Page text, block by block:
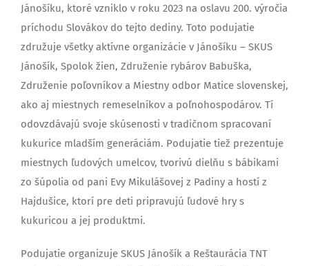
Jánošíku, ktoré vzniklo v roku 2023 na oslavu 200. výročia
príchodu Slovákov do tejto dediny. Toto podujatie
združuje všetky aktívne organizácie v Jánošíku – SKUS
Jánošík, Spolok žien, Združenie rybárov Babuška,
Združenie poľovníkov a Miestny odbor Matice slovenskej,
ako aj miestnych remeselníkov a poľnohospodárov. Tí
odovzdávajú svoje skúsenosti v tradičnom spracovaní
kukurice mladším generáciám. Podujatie tiež prezentuje
miestnych ľudových umelcov, tvorivú dielňu s bábikami
zo šúpolia od pani Evy Mikulášovej z Padiny a hostí z
Hajdušice, ktorí pre deti pripravujú ľudové hry s
kukuricou a jej produktmi.
Podujatie organizuje SKUS Jánošík a Reštaurácia TNT